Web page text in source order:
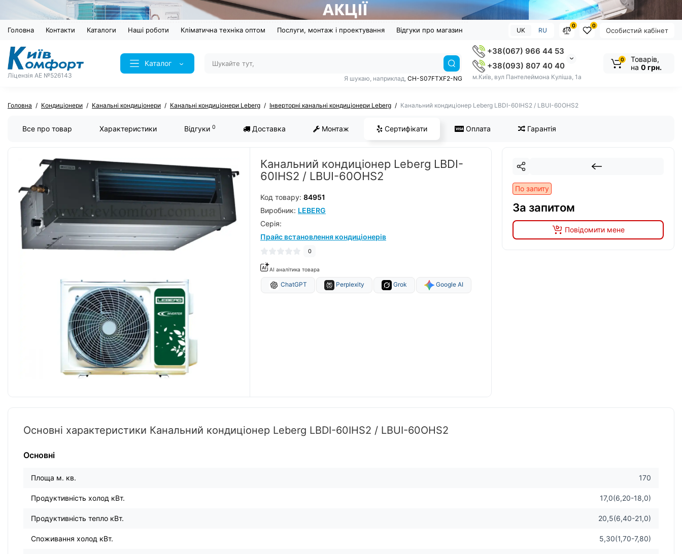
Головна Контакти Каталоги Наші роботи Кліматична техніка оптом Послуги, монтаж і проектування Відгуки про магазин Особистий кабінет
0
0
UK RU
Ліцензія AE №526143
Каталог
+38(067) 966 44 53
+38(093) 807 40 40
м.Київ, вул Пантелеймона Куліша, 1а
Я шукаю, наприклад, CH-S07FTXF2-NG
0
Товарів,
на 0 грн.
Головна Кондиціонери Канальні кондиціонери Канальні кондиціонери Leberg Інверторні канальні кондиціонери Leberg Канальний кондиціонер Leberg LBDI-60IHS2 / LBUI-60OHS2
Все про товар Характеристики Відгуки 0 Доставка Монтаж Сертифікати Оплата Гарантія
Канальний кондиціонер Leberg LBDI-
60IHS2 / LBUI-60OHS2
Код товару: 84951
Виробник: LEBERG
Серiя:
Прайс встановлення кондиціонерів
0
AI аналітика товара
ChatGPT Perplexity Grok Google AI
По запиту
За запитом
Повідомити мене
Основні характеристики Канальний кондиціонер Leberg LBDI-60IHS2 / LBUI-60OHS2
Основні
Площа м. кв. 170
Продуктивність холод кВт. 17,0(6,20-18,0)
Продуктивність тепло кВт. 20,5(6,40-21,0)
Споживання холод кВт. 5,30(1,70-7,80)